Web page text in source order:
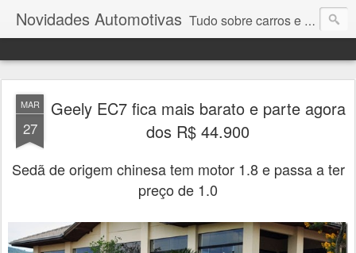
Novidades Automotivas Tudo sobre carros e motores
MAR
27
Geely EC7 fica mais barato e parte agora
dos R$ 44.900
Sedã de origem chinesa tem motor 1.8 e passa a ter
preço de 1.0